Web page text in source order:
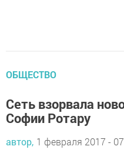
ОБЩЕСТВО
Сеть взорвала
Софии Ротару
автор, 1 февраля 2017 -